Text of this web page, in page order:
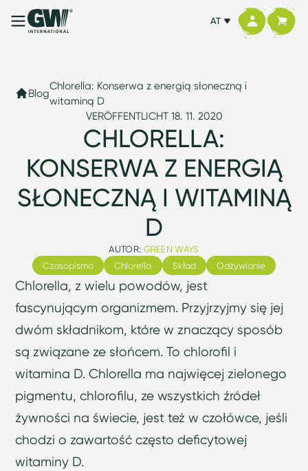
AT
Blog
Chlorella: Konserwa z energią słoneczną i
witaminą D
VERÖFFENTLICHT 18. 11. 2020
CHLORELLA:
KONSERWA Z ENERGIĄ
SŁONECZNĄ I WITAMINĄ
D
AUTOR: GREEN WAYS
Czasopismo
Chlorella Skład Odżywianie
Chlorella, z wielu powodów, jest
fascynującym organizmem. Przyjrzyjmy się jej
dwóm składnikom, które w znaczący sposób
są związane ze słońcem. To chlorofil i
witamina D. Chlorella ma najwięcej zielonego
pigmentu, chlorofilu, ze wszystkich źródeł
żywności na świecie, jest też w czołówce, jeśli
chodzi o zawartość często deficytowej
witaminy D.